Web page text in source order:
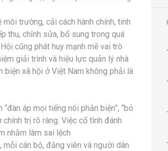
trường, cải cách hành chính, tinh
thu, chỉnh sửa, bổ sung trong quá
cũng phát huy mạnh mẽ vai trò
giải trình và hiệu lực quản lý nhà
biện xã hội ở Việt Nam không phải là
áp mọi tiếng nói phản biện”, “bỏ
trị rõ ràng. Việc cố tình đánh
nhằm làm sai lệch
cán bộ, đảng viên và người dân